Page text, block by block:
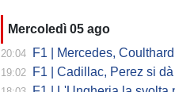
Mercoledì 05 ago
20:04 F1 | Mercedes, Coulthard dalla
19:02 F1 | Cadillac, Perez si